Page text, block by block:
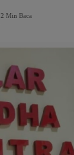
2 Min Baca